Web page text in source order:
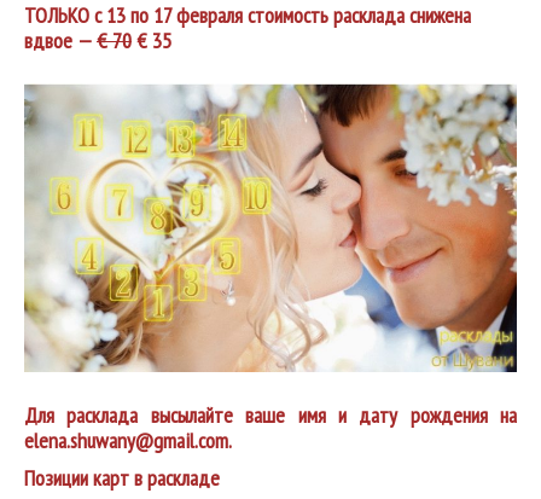
ТОЛЬКО с 13 по 17 февраля стоимость расклада снижена
вдвое —€ 70€ 35
Для расклада высылайте ваше имя и дату рождения на
elena.shuwany@gmail.com.
Позиции карт в раскладе